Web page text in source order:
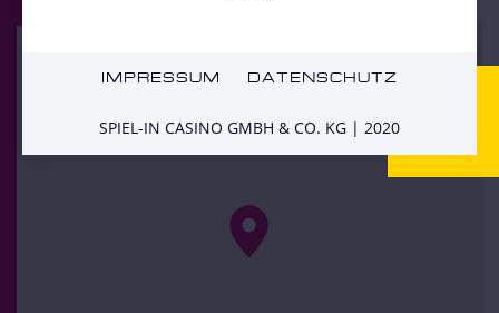
SPIEL-IN CASINO GMBH & CO. KG | 2020
IMPRESSUM DATENSCHUTZ